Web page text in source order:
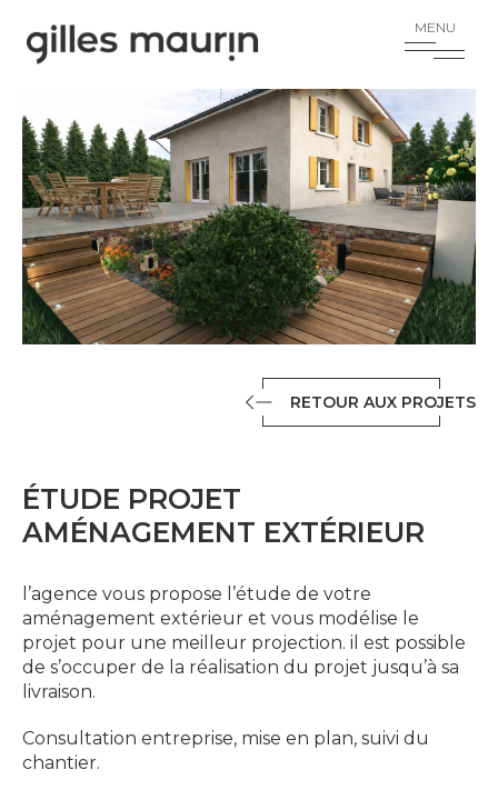
RETOUR AUX PROJETS
ÉTUDE PROJET
AMÉNAGEMENT EXTÉRIEUR
l’agence vous propose l’étude de votre
aménagement extérieur et vous modélise le
projet pour une meilleur projection. il est possible
de s’occuper de la réalisation du projet jusqu’à sa
livraison.
Consultation entreprise, mise en plan, suivi du
chantier.